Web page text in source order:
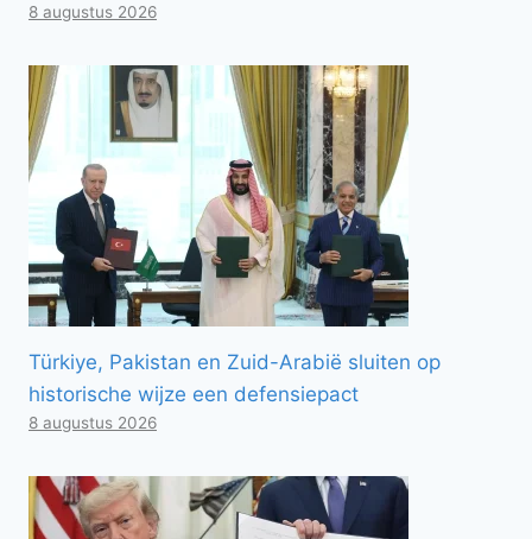
8 augustus 2026
Türkiye, Pakistan en Zuid-Arabië sluiten op
historische wijze een defensiepact
8 augustus 2026